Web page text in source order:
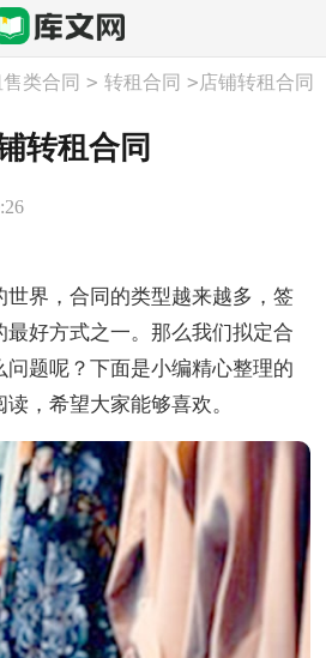
类合同 > 转租合同 >店铺转租合同
转租合同
界，合同的类型越来越多，签
好方式之一。那么我们拟定合
问题呢？下面是小编精心整理的
，希望大家能够喜欢。